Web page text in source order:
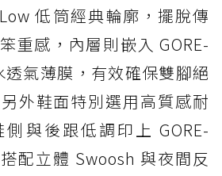
低筒經典輪廓，擺脫傳
重感，內層則嵌入 GORE-
透氣薄膜，有效確保雙腳絕
外鞋面特別選用高質感耐
與後跟低調印上 GORE-
配立體 Swoosh 與夜間反